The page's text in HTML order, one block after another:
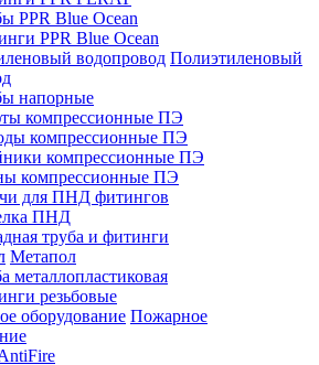
PPR Blue Ocean
PPR Blue Ocean
Полиэтиленовый
напорные
компрессионные ПЭ
компрессионные ПЭ
компрессионные ПЭ
компрессионные ПЭ
для ПНД фитингов
ПНД
труба и фитинги
Метапол
металлопластиковая
резьбовые
Пожарное